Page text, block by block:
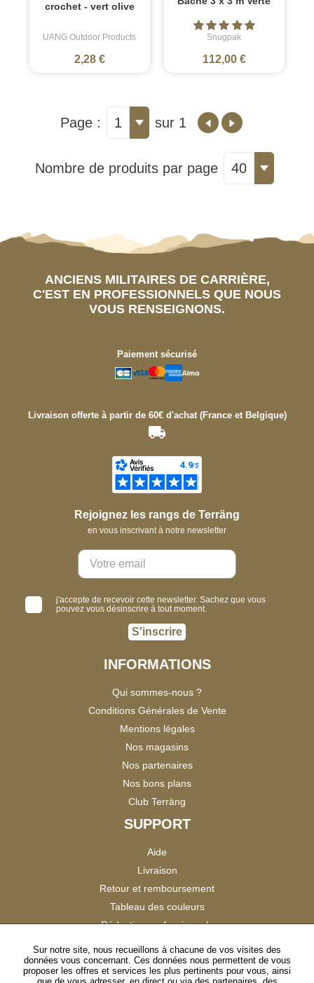
crochet - vert olive
UANG Outdoor Products
2,28 €
Snugpak
112,00 €
Page : 1 sur 1
Nombre de produits par page 40
ANCIENS MILITAIRES DE CARRIÈRE,
C'EST EN PROFESSIONNELS QUE NOUS
VOUS RENSEIGNONS.
Paiement sécurisé
Livraison offerte à partir de 60€ d'achat (France et Belgique)
Rejoignez les rangs de Terräng
en vous inscrivant à notre newsletter
j'accepte de recevoir cette newsletter. Sachez que vous
pouvez vous désinscrire à tout moment.
S'inscrire
INFORMATIONS
Qui sommes-nous ?
Conditions Générales de Vente
Mentions légales
Nos magasins
Nos partenaires
Nos bons plans
Club Terräng
SUPPORT
Aide
Livraison
Retour et remboursement
Tableau des couleurs
Réduction professionnels
Catalogues
Satisfaction Clients
Sur notre site, nous recueillons à chacune de vos visites des
données vous concernant. Ces données nous permettent de vous
proposer les offres et services les plus pertinents pour vous, ainsi